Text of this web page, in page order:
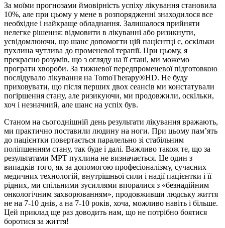
За моїми прогнозами ймовірність успіху лікування становила
10%, але при цьому у мене в розпорядженні знаходилося все
необхідне і найкраще обладнання. Залишалося прийняти
нелегке рішення: відмовити в лікуванні або ризикнути,
усвідомлюючи, що шанс допомогти цій пацієнтці є, оскільки
пухлина чутлива до променевої терапії. При цьому, я
прекрасно розумів, що з огляду на її стані, ми можемо
програти хвороби. За тижневої передпроменевої підготовкою
послідувало лікування на TomoTherapy®HD. Не буду
приховувати, що після перших двох сеансів ми констатували
погіршення стану, але ризикуючи, ми продовжили, оскільки,
хоч і незначний, але шанс на успіх був.
Станом на сьогоднішній день результати лікування вражають,
ми практично поставили людину на ноги. При цьому пам’ять
до пацієнтки повертається паралельно зі стабільним
поліпшенням стану, так буде і далі. Важливо також те, що за
результатами МРТ пухлина не визначається. Це один з
випадків того, як за допомогою професіоналізму, сучасних
медичних технологій, внутрішньої сили і надії пацієнтки і її
рідних, ми спільними зусиллями впоралися з «безнадійним
онкологічним захворюванням», продовживши людську життя
не на 7-10 днів, а на 7-10 років, хоча, можливо навіть і більше.
Цей приклад ще раз доводить нам, що не потрібно боятися
боротися за життя!